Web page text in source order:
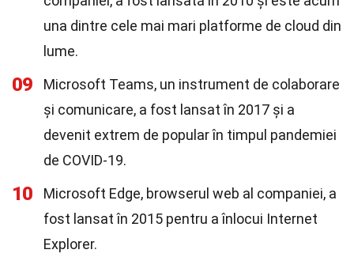
una dintre cele mai mari platforme de cloud din
lume.
09
Microsoft Teams, un instrument de colaborare
și comunicare, a fost lansat în 2017 și a
devenit extrem de popular în timpul pandemiei
de COVID-19.
10
Microsoft Edge, browserul web al companiei, a
fost lansat în 2015 pentru a înlocui Internet
Explorer.